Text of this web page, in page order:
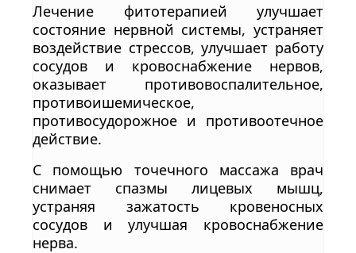
Лечение фитотерапией улучшает
состояние нервной системы, устраняет
воздействие стрессов, улучшает работу
сосудов и кровоснабжение нервов,
оказывает противовоспалительное,
противоишемическое,
противосудорожное и противоотечное
действие.
С помощью точечного массажа врач
снимает спазмы лицевых мышц,
устраняя зажатость кровеносных
сосудов и улучшая кровоснабжение
нерва.